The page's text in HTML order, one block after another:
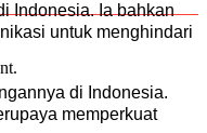
Indonesia. Ia bahkan
untuk menghindari
di Indonesia.
memperkuat